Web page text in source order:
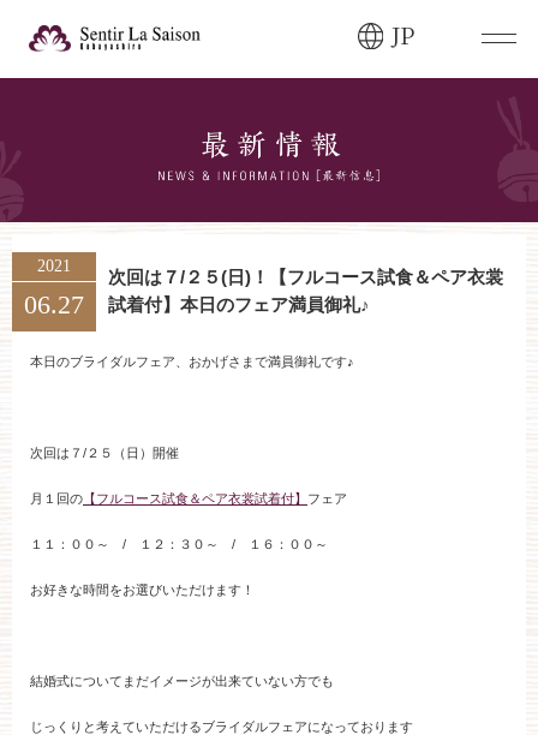
JP
0120-166-088
ご成約済み・ご列席のお客様
その他のお問い合わせ
11:00～19:00（火、水曜定休）
資料請求
2021
06.27
次回は７/２５(日)！【フルコース試食＆ペア衣裳
試着付】本日のフェア満員御礼♪
本日のブライダルフェア、おかげさまで満員御礼です♪
次回は７/２５（日）開催
月１回の 【フルコース試食＆ペア衣裳試着付】 フェア
１１：００～ / １２：３０～ / １６：００～
お好きな時間をお選びいただけます！
結婚式についてまだイメージが出来ていない方でも
じっくりと考えていただけるブライダルフェアになっております